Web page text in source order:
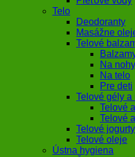
Telo
Deodoranty
Masážne
Telové
Na nohy
Na telo
Pre deti
Telové gély a
Telové
Telové
Telové
Telové oleje
Ústna hygiena